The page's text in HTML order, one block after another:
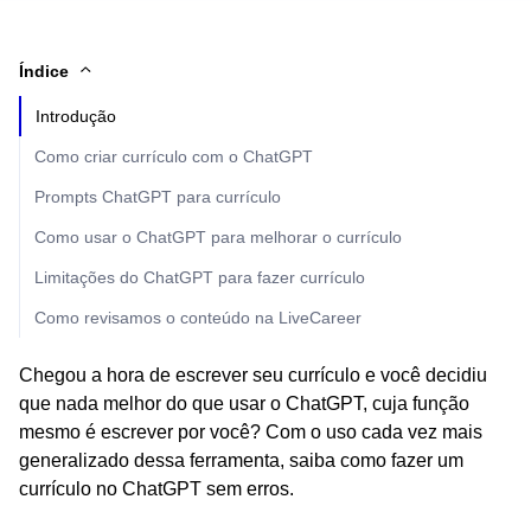
Índice
Introdução
Como criar currículo com o ChatGPT
Prompts ChatGPT para currículo
Como usar o ChatGPT para melhorar o currículo
Limitações do ChatGPT para fazer currículo
Como revisamos o conteúdo na LiveCareer
Chegou a hora de escrever seu currículo e você decidiu
que nada melhor do que usar o ChatGPT, cuja função
mesmo é escrever por você? Com o uso cada vez mais
generalizado dessa ferramenta, saiba como fazer um
currículo no ChatGPT sem erros.